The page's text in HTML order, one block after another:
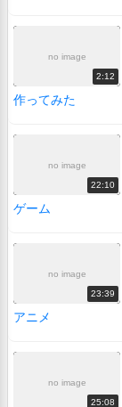
no image
2:12
作ってみた
no image
22:10
ゲーム
no image
23:39
アニメ
no image
25:08